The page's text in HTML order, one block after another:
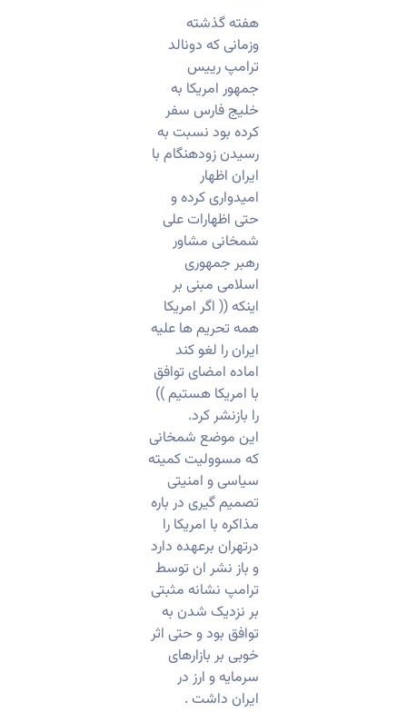
هفته گذشته
وزمانی که دونالد
ترامپ رییس
جمهور امریکا به
خلیج فارس سفر
کرده بود نسبت به
رسیدن زودهنگام با
ایران اظهار
امیدواری کرده و
حتی اظهارات علی
شمخانی مشاور
رهبر جمهوری
اسلامی مبنی بر
اینکه (( اگر امریکا
همه تحریم ها علیه
ایران را لغو کند
اماده امضای توافق
با امریکا هستیم ))
را بازنشر کرد.
این موضع شمخانی
که مسوولیت کمیته
سیاسی و امنیتی
تصمیم گیری در باره
مذاکره با امریکا را
درتهران برعهده دارد
و باز نشر ان توسط
ترامپ نشانه مثبتی
بر نزدیک شدن به
توافق بود و حتی اثر
خوبی بر بازارهای
سرمایه و ارز در
ایران داشت .